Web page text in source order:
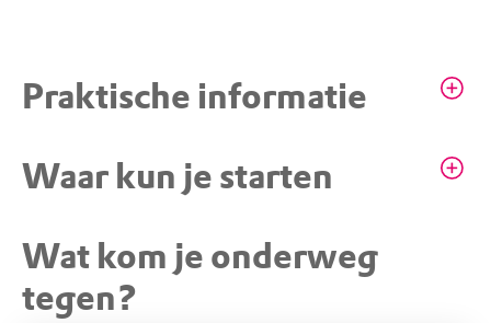
Praktische informatie
Waar kun je starten
STARTPUNT
Wat kom je onderweg
tegen?